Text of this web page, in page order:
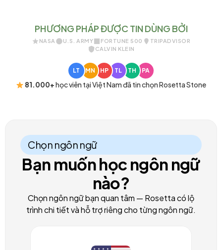
PHƯƠNG PHÁP ĐƯỢC TIN DÙNG BỞI
NASA U.S. ARMY FORTUNE 500
TRIPADVISOR
CALVIN KLEIN
LT MN HP TL TH PA
81.000+học viên tại Việt Nam đã tin chọn Rosetta Stone
Chọn ngôn ngữ
Bạn muốn học ngôn ngữ
nào?
Chọn ngôn ngữ bạn quan tâm — Rosetta có lộ
trình chi tiết và hỗ trợ riêng cho từng ngôn ngữ.